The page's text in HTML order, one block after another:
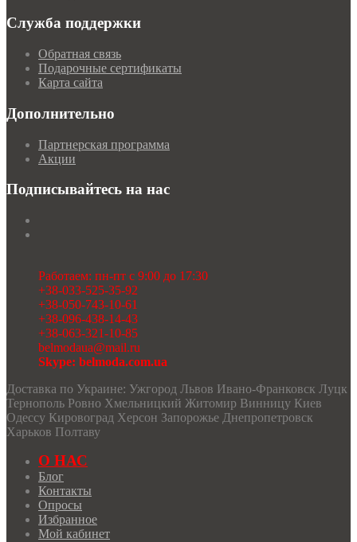
Служба поддержки
Обратная связь
Подарочные сертификаты
Карта сайта
Дополнительно
Партнерская программа
Акции
Подписывайтесь на нас
Работаем: пн-пт с 9:00 до 17:30
+38-033-525-35-92
+38-050-743-10-61
+38-096-438-14-43
+38-063-321-10-85
belmodaua@mail.ru
Skype: belmoda.com.ua
Доставка по Украине: Ужгород Львов Ивано-Франковск Луцк
Тернополь Ровно Хмельницкий Житомир Винницу Киев
Одессу Кировоград Херсон Запорожье Днепропетровск
Харьков Полтаву
О НАС
Блог
Контакты
Опросы
Избранное
Мой кабинет